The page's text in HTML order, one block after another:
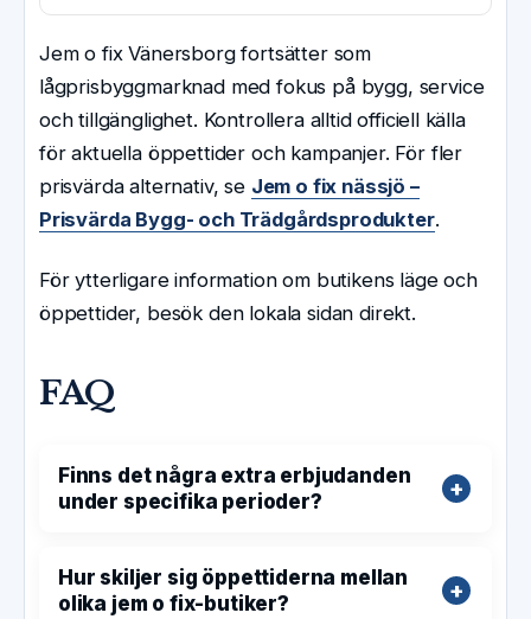
Jem o fix Vänersborg fortsätter som
lågprisbyggmarknad med fokus på bygg, service
och tillgänglighet. Kontrollera alltid officiell källa
för aktuella öppettider och kampanjer. För fler
prisvärda alternativ, se Jem o fix nässjö –
Prisvärda Bygg- och Trädgårdsprodukter.
För ytterligare information om butikens läge och
öppettider, besök den lokala sidan direkt.
FAQ
Finns det några extra erbjudanden
under specifika perioder?
Hur skiljer sig öppettiderna mellan
olika jem o fix-butiker?